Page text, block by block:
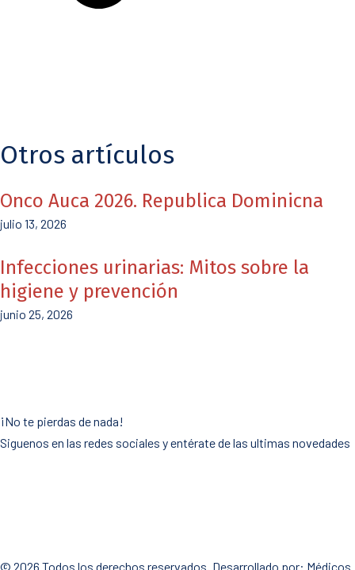
Otros artículos
Onco Auca 2026. Republica Dominicna
julio 13, 2026
Infecciones urinarias: Mitos sobre la
higiene y prevención
junio 25, 2026
¡No te pierdas de nada!
Siguenos en las redes sociales y entérate de las ultimas novedades
© 2026 Todos los derechos reservados. Desarrollado por: Médicos